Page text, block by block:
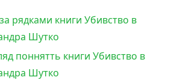
рядками книги Убивство в
Шутко
поннятть книги Убивство в
Шутко